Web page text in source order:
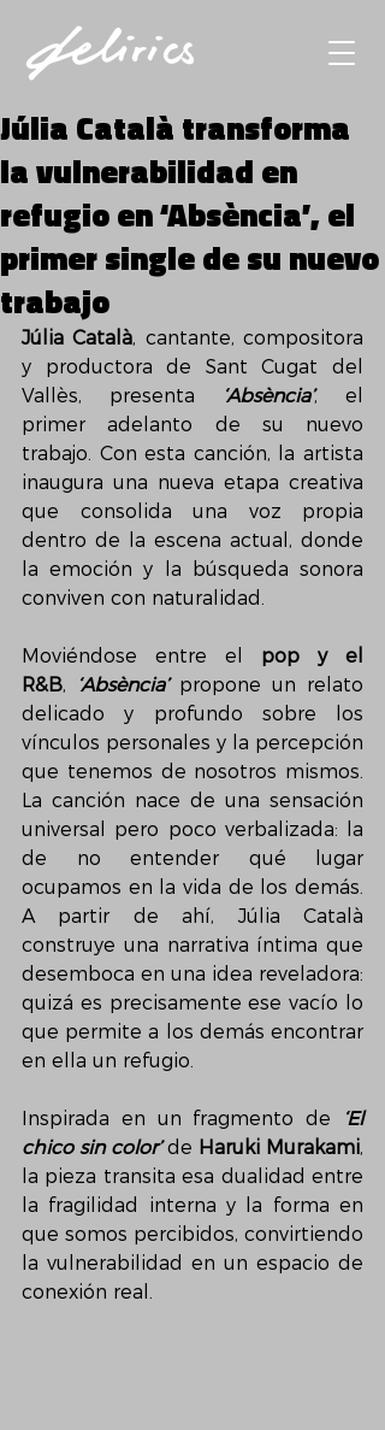
Júlia Català transforma
la vulnerabilidad en
refugio en ‘Absència’, el
primer single de su nuevo
trabajo
Júlia Català, cantante, compositora
y productora de Sant Cugat del
Vallès, presenta
‘Absència’, el
primer adelanto de su nuevo
trabajo. Con esta canción, la artista
inaugura una nueva etapa creativa
que consolida una voz propia
dentro de la escena actual, donde
la emoción y la búsqueda sonora
conviven con naturalidad.
Moviéndose entre el pop y el
R&B, ‘Absència’ propone un relato
delicado y profundo sobre los
vínculos personales y la percepción
que tenemos de nosotros mismos.
La canción nace de una sensación
universal pero poco verbalizada: la
de no entender qué lugar
ocupamos en la vida de los demás.
A partir de ahí, Júlia Català
construye una narrativa íntima que
desemboca en una idea reveladora:
quizá es precisamente ese vacío lo
que permite a los demás encontrar
en ella un refugio.
Inspirada en un fragmento de
‘El
chico sin color’ de Haruki Murakami,
la pieza transita esa dualidad entre
la fragilidad interna y la forma en
que somos percibidos, convirtiendo
la vulnerabilidad en un espacio de
conexión real.